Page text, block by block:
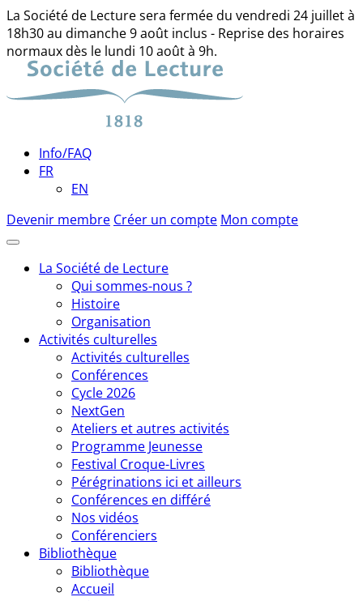
La Société de Lecture sera fermée du vendredi 24 juillet à
18h30 au dimanche 9 août inclus - Reprise des horaires
normaux dès le lundi 10 août à 9h.
Skip
content
Info/FAQ
FR
EN
Devenir membre Créer un compte Mon compte
La Société de Lecture
Qui sommes-nous ?
Histoire
Organisation
Activités culturelles
Activités culturelles
Conférences
Cycle 2026
NextGen
Ateliers et autres activités
Programme Jeunesse
Festival Croque-Livres
Pérégrinations ici et ailleurs
Conférences en différé
Nos vidéos
Conférenciers
Bibliothèque
Bibliothèque
Accueil